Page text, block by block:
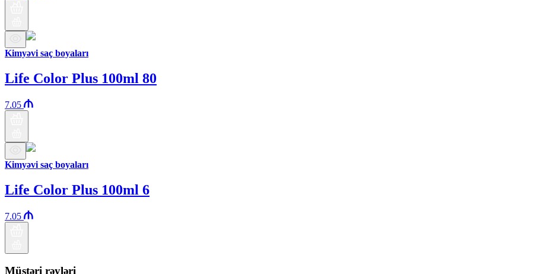
Kimyəvi saç boyaları
Life Color Plus 100ml 80
7.05
Kimyəvi saç boyaları
Life Color Plus 100ml 6
7.05
Müştəri rəyləri